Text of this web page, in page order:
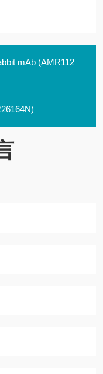
mAb (AMR11249N)